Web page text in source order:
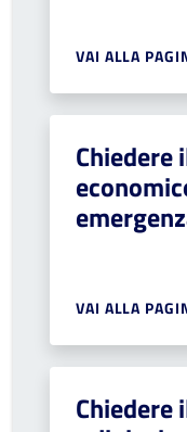
VAI ALLA
VAI ALLA